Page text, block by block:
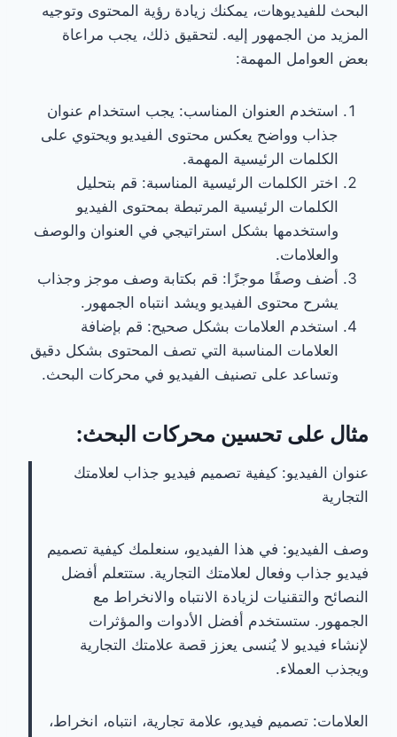
البحث للفيديوهات، يمكنك زيادة رؤية المحتوى وتوجيه
المزيد من الجمهور إليه. لتحقيق ذلك، يجب مراعاة
بعض العوامل المهمة:
استخدم العنوان المناسب: يجب استخدام عنوان
جذاب وواضح يعكس محتوى الفيديو ويحتوي على
الكلمات الرئيسية المهمة.
اختر الكلمات الرئيسية المناسبة: قم بتحليل
الكلمات الرئيسية المرتبطة بمحتوى الفيديو
واستخدمها بشكل استراتيجي في العنوان والوصف
والعلامات.
أضف وصفًا موجزًا: قم بكتابة وصف موجز وجذاب
يشرح محتوى الفيديو ويشد انتباه الجمهور.
استخدم العلامات بشكل صحيح: قم بإضافة
العلامات المناسبة التي تصف المحتوى بشكل دقيق
وتساعد على تصنيف الفيديو في محركات البحث.
مثال على تحسين محركات البحث:
عنوان الفيديو: كيفية تصميم فيديو جذاب لعلامتك
التجارية
وصف الفيديو: في هذا الفيديو، سنعلمك كيفية تصميم
فيديو جذاب وفعال لعلامتك التجارية. ستتعلم أفضل
النصائح والتقنيات لزيادة الانتباه والانخراط مع
الجمهور. ستستخدم أفضل الأدوات والمؤثرات
لإنشاء فيديو لا يُنسى يعزز قصة علامتك التجارية
ويجذب العملاء.
العلامات: تصميم فيديو، علامة تجارية، انتباه، انخراط،